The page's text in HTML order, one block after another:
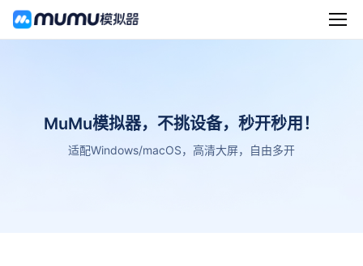
MuMu模拟器，不挑设备，秒开秒用！
适配Windows/macOS，高清大屏，自由多开